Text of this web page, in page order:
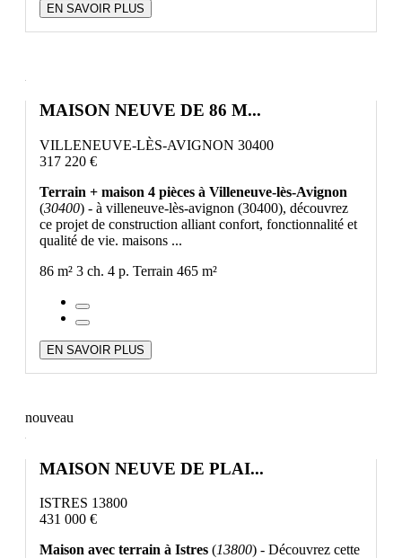
EN SAVOIR PLUS
MAISON NEUVE DE 86 M...
VILLENEUVE-LÈS-AVIGNON 30400
317 220 €
Terrain + maison 4 pièces à Villeneuve-lès-Avignon
(30400) - à villeneuve-lès-avignon (30400), découvrez
ce projet de construction alliant confort, fonctionnalité et
qualité de vie. maisons ...
86 m² 3 ch. 4 p. Terrain 465 m²
EN SAVOIR PLUS
nouveau
MAISON NEUVE DE PLAI...
ISTRES 13800
431 000 €
Maison avec terrain à Istres (13800) - Découvrez cette